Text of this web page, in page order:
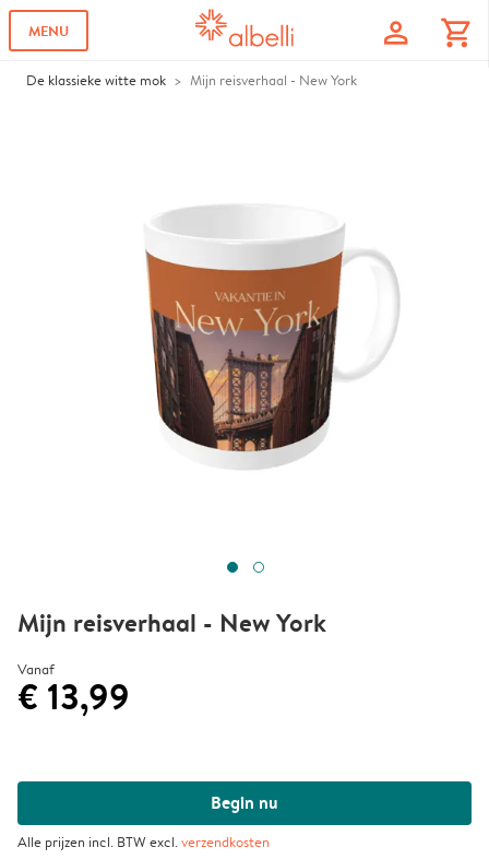
MENU profile shopping_cart
De klassieke witte mok Mijn reisverhaal - New York
Mijn reisverhaal - New York
Vanaf
€ 13,99
Begin nu
Alle prijzen incl. BTW excl.verzendkosten